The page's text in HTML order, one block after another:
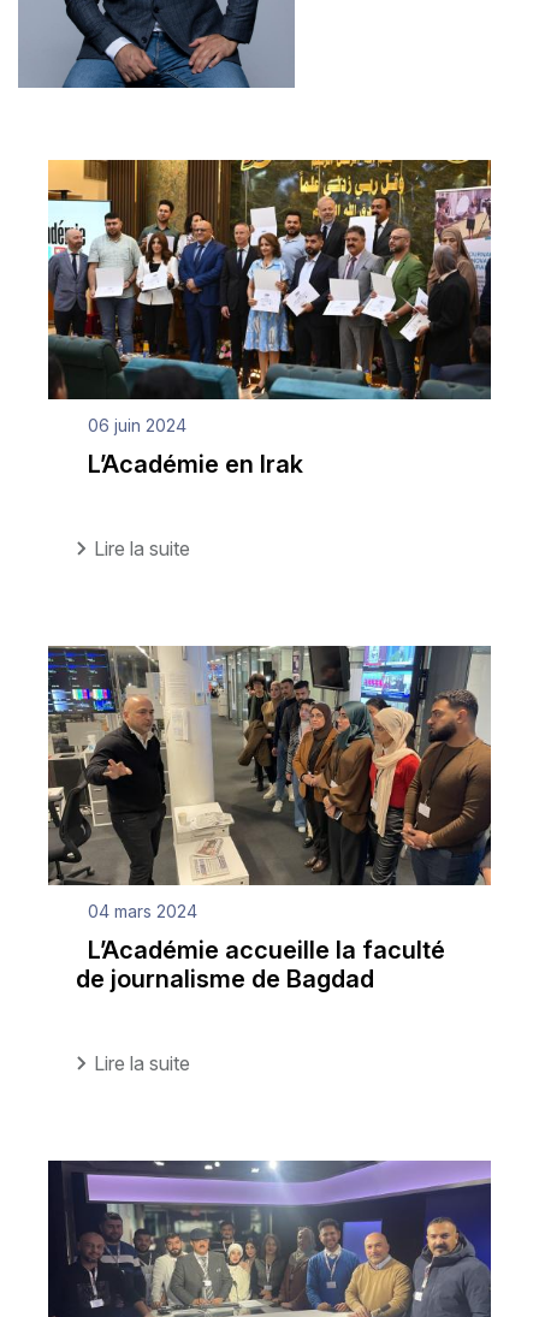
06 juin 2024
L’Académie en Irak
Lire la suite
04 mars 2024
L’Académie accueille la faculté
de journalisme de Bagdad
Lire la suite